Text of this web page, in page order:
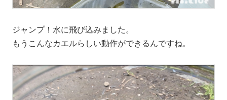
ジャンプ！水に飛び込みました。
もうこんなカエルらしい動作ができるんですね。